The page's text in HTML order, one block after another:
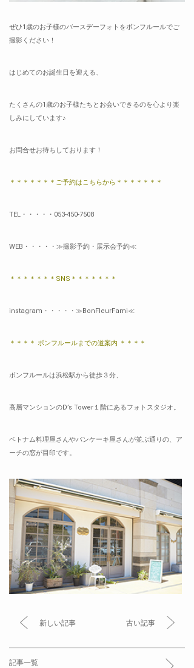
ぜひ1歳のお子様のバースデーフォトをボンフルールでご
撮影ください！
はじめてのお誕生日を迎える、
たくさんの1歳のお子様たちとお会いできるのを心より楽
しみにしています♪
お問合せお待ちしております！
＊＊＊＊＊＊＊ご予約はこちらから＊＊＊＊＊＊＊
TEL・・・・・053-450-7508
WEB・・・・・ ≫撮影予約・展示会予約≪
＊＊＊＊＊＊＊SNS＊＊＊＊＊＊＊
instagram・・・・・ ≫BonFleurFami≪
＊＊＊＊ ボンフルールまでの道案内 ＊＊＊＊
ボンフルールは浜松駅から徒歩３分、
高層マンションのD’s Tower１階にあるフォトスタジオ。
ベトナム料理屋さんやパンケーキ屋さんが並ぶ通りの、ア
ーチの窓が目印です。
新しい記事 古い記事
記事一覧